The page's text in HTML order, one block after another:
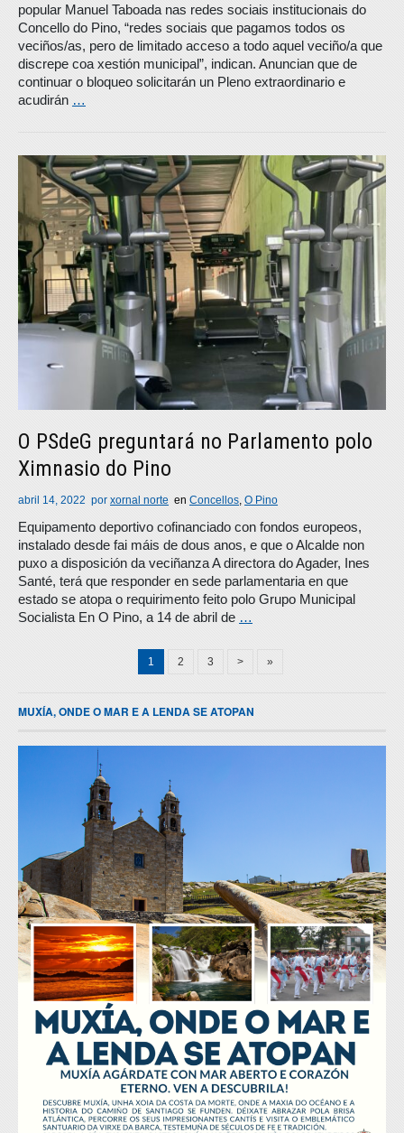
popular Manuel Taboada nas redes sociais institucionais do
Concello do Pino, “redes sociais que pagamos todos os
veciños/as, pero de limitado acceso a todo aquel veciño/a que
discrepe coa xestión municipal”, indican. Anuncian que de
continuar o bloqueo solicitarán un Pleno extraordinario e
acudirán …
O PSdeG preguntará no Parlamento polo
Ximnasio do Pino
abril 14, 2022 por xornal norte en Concellos, O Pino
Equipamento deportivo cofinanciado con fondos europeos,
instalado desde fai máis de dous anos, e que o Alcalde non
puxo a disposición da veciñanza A directora do Agader, Ines
Santé, terá que responder en sede parlamentaria en que
estado se atopa o requirimento feito polo Grupo Municipal
Socialista En O Pino, a 14 de abril de …
1 2 3 > »
MUXÍA, ONDE O MAR E A LENDA SE ATOPAN